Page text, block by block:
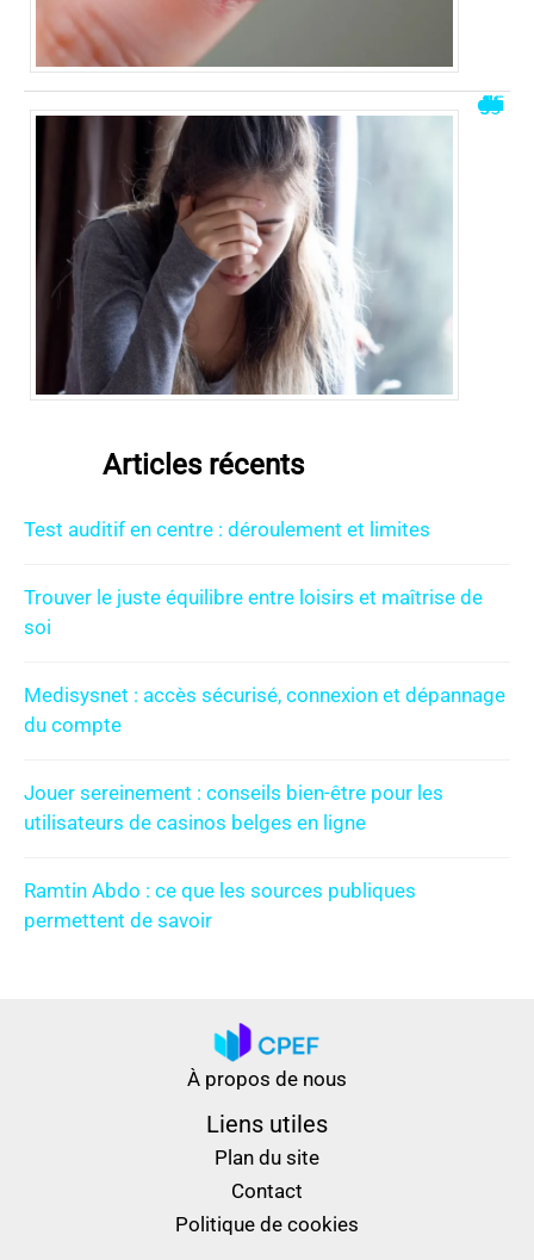
J’ai guéri de la maladie de Ménière : mon témoignage
Articles récents
Test auditif en centre : déroulement et limites
Trouver le juste équilibre entre loisirs et maîtrise de
soi
Medisysnet : accès sécurisé, connexion et dépannage
du compte
Jouer sereinement : conseils bien-être pour les
utilisateurs de casinos belges en ligne
Ramtin Abdo : ce que les sources publiques
permettent de savoir
À propos de nous
Liens utiles
Plan du site
Contact
Politique de cookies